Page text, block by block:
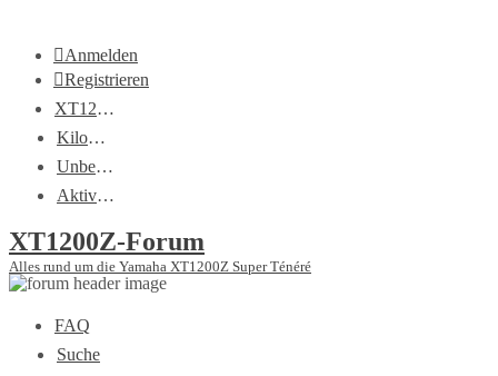
Anmelden
Registrieren
XT1200Z-Wiki
Kilometerstatistik
Unbeantwortete Themen
Aktive Themen
XT1200Z-Forum
Alles rund um die Yamaha XT1200Z Super Ténéré
FAQ
Suche